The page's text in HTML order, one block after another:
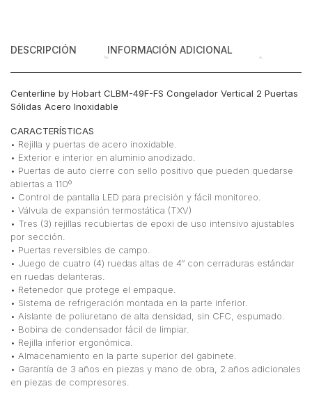
DESCRIPCIÓN INFORMACIÓN ADICIONAL
Centerline by Hobart CLBM-49F-FS Congelador Vertical 2 Puertas
Sólidas Acero Inoxidable
CARACTERÍSTICAS
• Rejilla y puertas de acero inoxidable.
• Exterior e interior en aluminio anodizado.
• Puertas de auto cierre con sello positivo que pueden quedarse
abiertas a 110º
• Control de pantalla LED para precisión y fácil monitoreo.
• Válvula de expansión termostática (TXV)
• Tres (3) rejillas recubiertas de epoxi de uso intensivo ajustables
por sección.
• Puertas reversibles de campo.
• Juego de cuatro (4) ruedas altas de 4″ con cerraduras estándar
en ruedas delanteras.
• Retenedor que protege el empaque.
• Sistema de refrigeración montada en la parte inferior.
• Aislante de poliuretano de alta densidad, sin CFC, espumado.
• Bobina de condensador fácil de limpiar.
• Rejilla inferior ergonómica.
• Almacenamiento en la parte superior del gabinete.
• Garantía de 3 años en piezas y mano de obra, 2 años adicionales
en piezas de compresores.